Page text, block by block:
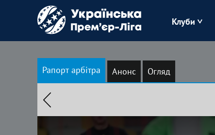
Клуби
Зоря
Рапорт арбітра Анонс Огляд